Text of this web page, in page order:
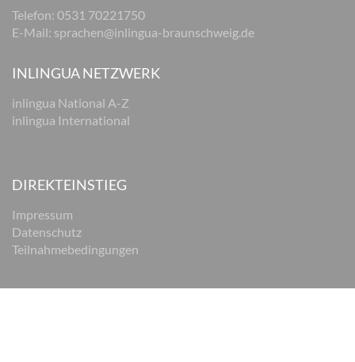
Telefon: 0531 70221750
E-Mail: sprachen@inlingua-braunschweig.de
INLINGUA NETZWERK
inlingua National A-Z
inlingua International
DIREKTEINSTIEG
Impressum
Datenschutz
Teilnahmebedingungen